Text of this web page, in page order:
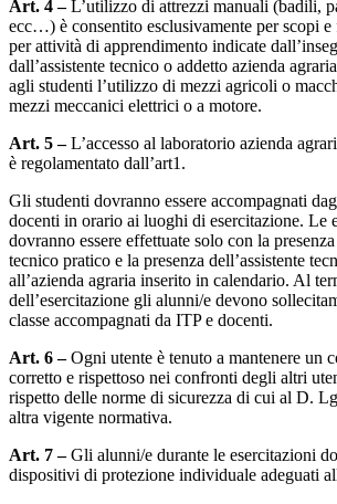
Art. 4 –L’utilizzo di attrezzi manuali (badili,
ecc…) è consentito esclusivamente per scopi
per attività di apprendimento indicate
dall’assistente tecnico o addetto azienda
agli studenti l’utilizzo di mezzi agricoli o
mezzi meccanici elettrici o a motore.
Art. 5 –L’accesso al laboratorio azienda
è regolamentato dall’art1.
Gli studenti dovranno essere accompagnati
docenti in orario ai luoghi di esercitazione. Le
dovranno essere effettuate solo con la
tecnico pratico e la presenza dell’assistente
all’azienda agraria inserito in calendario. Al
dell’esercitazione gli alunni/e devono
classe accompagnati da ITP e docenti.
Art. 6 –Ogni utente è tenuto a mantenere un
corretto e rispettoso nei confronti degli altri
rispetto delle norme di sicurezza di cui al D.
altra vigente normativa.
Art. 7 –Gli alunni/e durante le esercitazioni
dispositivi di protezione individuale adeguati